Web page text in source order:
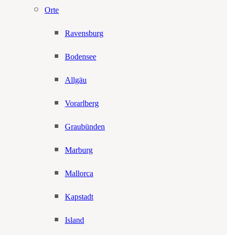
Orte
Ravensburg
Bodensee
Allgäu
Vorarlberg
Graubünden
Marburg
Mallorca
Kapstadt
Island